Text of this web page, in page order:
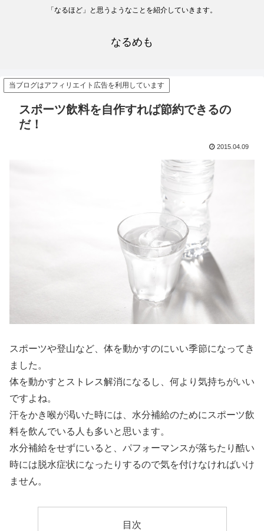
「なるほど」と思うようなことを紹介していきます。
なるめも
当ブログはアフィリエイト広告を利用しています
スポーツ飲料を自作すれば節約できるの
だ！
2015.04.09
スポーツや登山など、体を動かすのにいい季節になってき
ました。
体を動かすとストレス解消になるし、何より気持ちがいい
ですよね。
汗をかき喉が渇いた時には、水分補給のためにスポーツ飲
料を飲んでいる人も多いと思います。
水分補給をせずにいると、パフォーマンスが落ちたり酷い
時には脱水症状になったりするので気を付けなければいけ
ません。
目次